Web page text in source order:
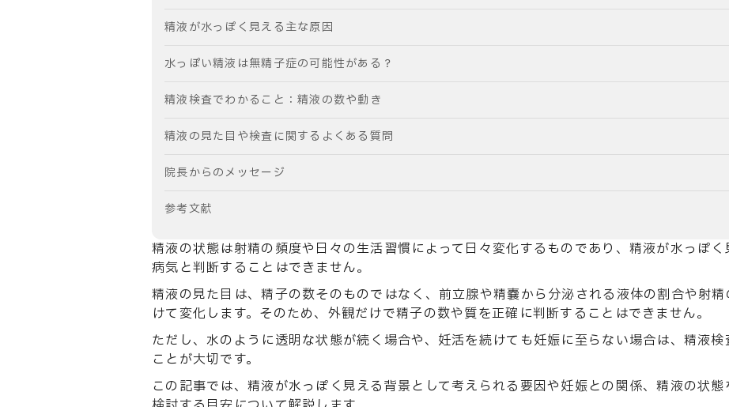
精液が水っぽく見える主な原因
水っぽい精液は無精子症の可能性がある？
精液検査でわかること：精液の数や動き
精液の見た目や検査に関するよくある質問
院長からのメッセージ
参考文献
精液の状態は射精の頻度や日々の生活習慣によって日々変化するものであり、精液が水っぽ
病気と判断することはできません。
精液の見た目は、精子の数そのものではなく、前立腺や精嚢から分泌される液体の割合や射
けて変化します。そのため、外観だけで精子の数や質を正確に判断することはできません。
ただし、水のように透明な状態が続く場合や、妊活を続けても妊娠に至らない場合は、精液
ことが大切です。
この記事では、精液が水っぽく見える背景として考えられる要因や妊娠との関係、精液の状